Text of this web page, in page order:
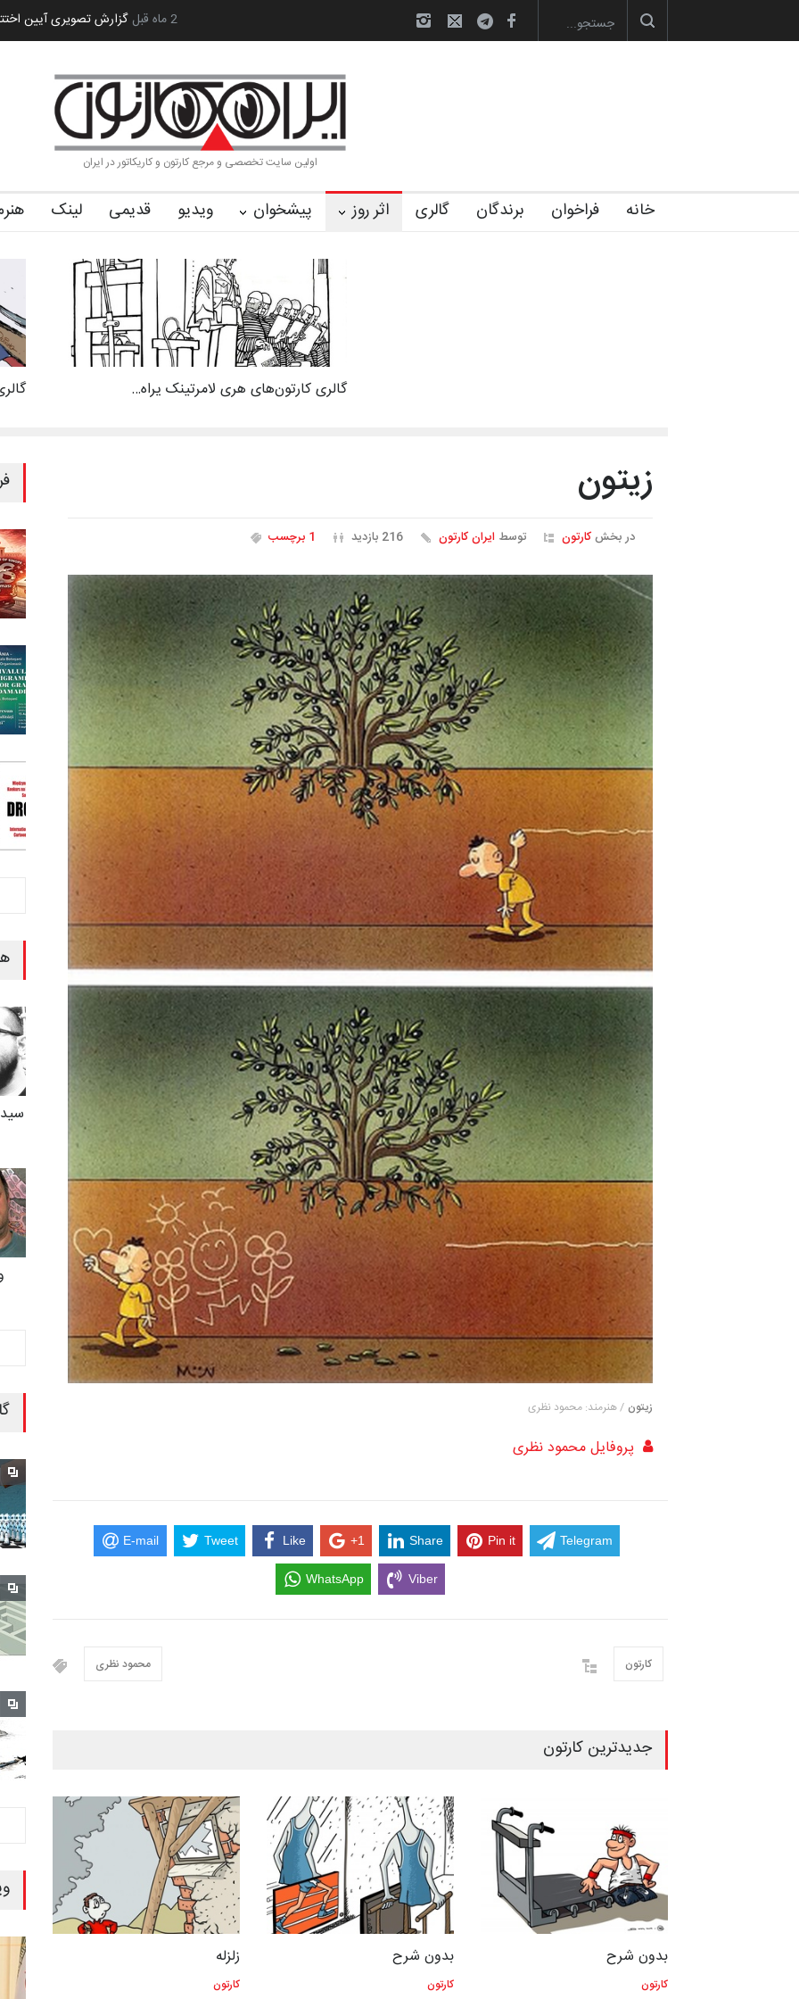
به یاد رویداد کارگاهی کارتون و پوستر «ایران سربلند»… آغاز دوره‌های تخصصی فصل تابستان 1405 خانه کا… 2 ماه قبل
اولین سایت تخصصی و مرجع کارتون و کاریکاتور در ایران
خانه فراخوان برندگان گالری اثر روز پیشخوان ویدیو قدیمی لینک
گالری کارتون‌های هری لامرتینک یراه…
زیتون
در بخشکارتون توسط ایران کارتون 216 بازدید 1 برچسب
زیتون / هنرمند: محمود نظری
پروفایل محمود نظری
E-mail Tweet Like +1 Share Pin it Telegram
WhatsApp Viber
محمود نظری کارتون
جدیدترین کارتون
زلزله
کارتون
بدون شرح
کارتون
بدون شرح
کارتون